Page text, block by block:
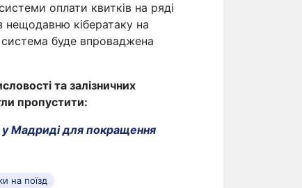
оплати квитків на ряді
нещодавню кібератаку на
буде впроваджена
та залізничних
пропустити:
у Мадриді для покращення
на поїзд